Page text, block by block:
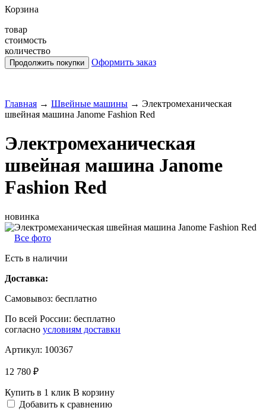
Корзина
товар
стоимость
количество
Оформить заказ
Главная → Швейные машины → Электромеханическая
швейная машина Janome Fashion Red
Электромеханическая
швейная машина Janome
Fashion Red
новинка
Все фото
Есть в наличии
Доставка:
Самовывоз: бесплатно
По всей России: бесплатно
согласно условиям доставки
Артикул: 100367
12 780 ₽
Купить в 1 клик В корзину
Добавить к сравнению